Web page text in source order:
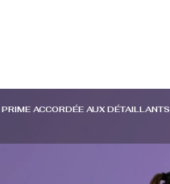
PRIME ACCORDÉE AUX DÉTAILLANTS